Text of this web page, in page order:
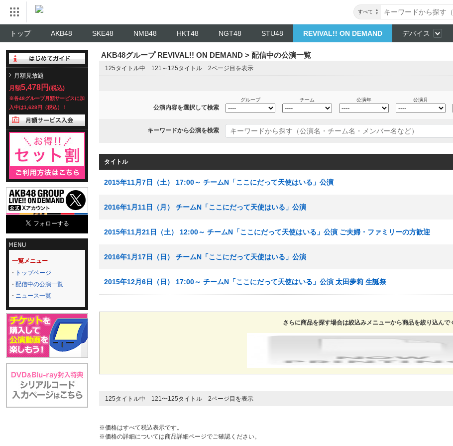
すべて
トップ AKB48 SKE48 NMB48 HKT48 NGT48 STU48 REVIVAL!! ON DEMAND デバイス
月額見放題
月額5,478円 (税込)
※各48グループ月額サービスに加
入中は1,628円（税込）！
一覧メニュー
トップページ
配信中の公演一覧
ニュース一覧
AKB48グループ REVIVAL!! ON DEMAND > 配信中の公演一覧
125タイトル中 121～125タイトル 2ページ目を表示
公演内容を選択して検索
グループ チーム 公演年 公演月
キーワードから公演を検索
タイトル
2015年11月7日（土） 17:00～ チームN「ここにだって天使はいる」公演
2016年1月11日（月） チームN「ここにだって天使はいる」公演
2015年11月21日（土） 12:00～ チームN「ここにだって天使はいる」公演 ご夫婦・ファミリーの方歓迎
2016年1月17日（日） チームN「ここにだって天使はいる」公演
2015年12月6日（日） 17:00～ チームN「ここにだって天使はいる」公演 太田夢莉 生誕祭
さらに商品を探す場合は絞込みメニューから商品を絞り込んで
125タイトル中 121〜125タイトル 2ページ目を表示
※価格はすべて税込表示です。
※価格の詳細については商品詳細ページでご確認ください。